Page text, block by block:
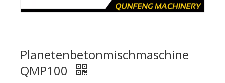
Planetenbetonmischmaschine
QMP100